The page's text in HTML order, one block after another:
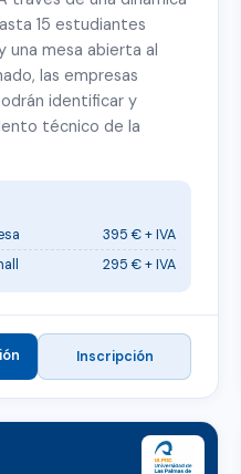
15 estudiantes
una mesa abierta al
las empresas
identificar y
técnico de la
395 € + IVA
295 € + IVA
Inscripción